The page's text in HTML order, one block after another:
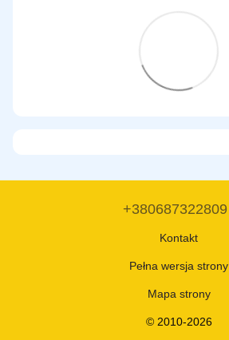
+380687322809
Kontakt
Pełna wersja strony
Mapa strony
© 2010-2026